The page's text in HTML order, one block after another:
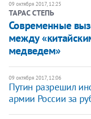
09 октября 2017, 12:25
ТАРАС СТЕПЬ
Современные
между
медведем»
09 октября 2017, 12:06
Путин разрешил
армии России за